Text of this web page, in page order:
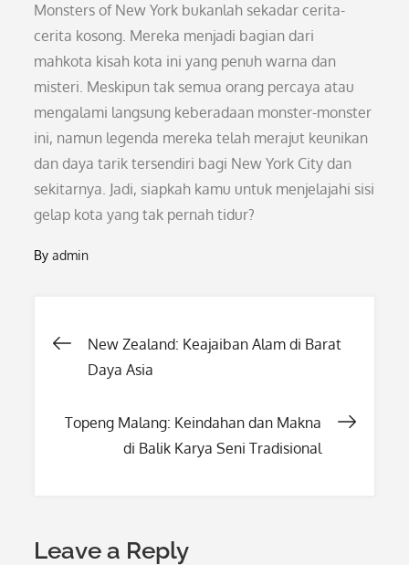
Monsters of New York bukanlah sekadar cerita-
cerita kosong. Mereka menjadi bagian dari
mahkota kisah kota ini yang penuh warna dan
misteri. Meskipun tak semua orang percaya atau
mengalami langsung keberadaan monster-monster
ini, namun legenda mereka telah merajut keunikan
dan daya tarik tersendiri bagi New York City dan
sekitarnya. Jadi, siapkah kamu untuk menjelajahi sisi
gelap kota yang tak pernah tidur?
Byadmin
Post
New Zealand: Keajaiban Alam di Barat
Daya Asia
Topeng Malang: Keindahan dan Makna
di Balik Karya Seni Tradisional
Leave a Reply